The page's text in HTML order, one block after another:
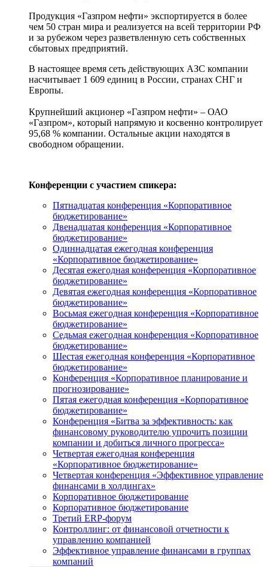
Продукция «Газпром нефти» экспортируется в более
чем 50 стран мира и реализуется на всей территории РФ
и за рубежом через разветвленную сеть собственных
сбытовых предприятий.
В настоящее время сеть действующих АЗС компании
насчитывает 1 609 единиц в России, странах СНГ и
Европы.
Крупнейший акционер «Газпром нефти» – ОАО
«Газпром», который напрямую и косвенно контролирует
95,68 % компании. Остальные акции находятся в
свободном обращении.
Конференции с участием спикера:
Пятнадцатая конференция «Корпоративное
бюджетирование»
Двенадцатая конференция «Корпоративное
бюджетирование»
Одиннадцатая ежегодная конференция
«Корпоративное бюджетирование»
Десятая ежегодная конференция «Корпоративное
бюджетирование»
Девятая ежегодная конференция «Корпоративное
бюджетирование»
Восьмая ежегодная конференция «Корпоративное
бюджетирование»
Седьмая ежегодная конференция «Корпоративное
бюджетирование»
Шестая ежегодная конференция «Корпоративное
бюджетирование»
Конференция «Корпоративное планирование и
прогнозирование»
Пятая ежегодная конференция «Корпоративное
бюджетирование»
Конференция «Битва за эффективность: как
финансовому руководителю упрочить позиции
компании и добиться личного прогресса»
Четвертая ежегодная конференция
«Корпоративное бюджетирование»
Четвертая конференция «Эффективное управление
финансами в холдингах»
Корпоративное бюджетирование
Корпоративное бюджетирование
Третий ERP-форум
Контроллинг: от финансовой отчетности к
управлению компанией
Эффективное управление финансами в группах
компаний